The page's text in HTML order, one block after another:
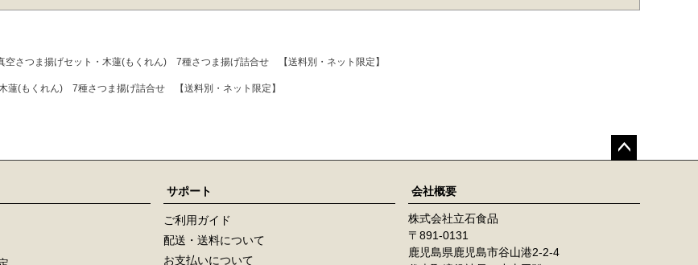
空さつま揚げセット・木蓮(もくれん) 7種さつま揚げ詰合せ 【送料別・ネット限定】
蓮(もくれん) 7種さつま揚げ詰合せ 【送料別・ネット限定】
ップ
サポート
ご利用ガイド
配送・送料について
お支払いについて
会社概要
株式会社立石食品
891-0131
鹿児島県鹿児島市谷山港2-2-4